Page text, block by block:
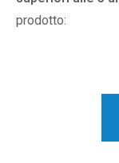
prodotto: